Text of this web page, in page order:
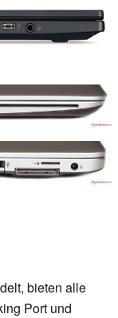
bieten alle
Port und